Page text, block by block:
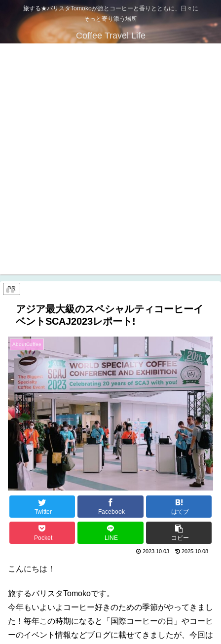
旅する★バリスタTomokoが旅とコーヒーと香りとともに、日々に
そっと寄り添う場所
Coffee Travel Life
PR
アジア最大級のスペシャルティコーヒーイ
ベントSCAJ2023レポート!
AboutCoffee
Twitter Facebook はてブ
Pocket LINE コピー
2023.10.03 2025.10.08
こんにちは！
旅するバリスタTomokoです。
今年もいよいよコーヒー好きのための季節がやってきまし
た！毎年この時期になると「国際コーヒーの日」やコーヒ
ーのイベント情報などブログに載せてきましたが、今回は